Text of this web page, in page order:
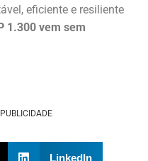
eficiente e resiliente
1.300 vem sem
LinkedIn